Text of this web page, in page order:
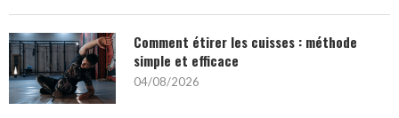
Comment étirer les cuisses : méthode
simple et efficace
04/08/2026